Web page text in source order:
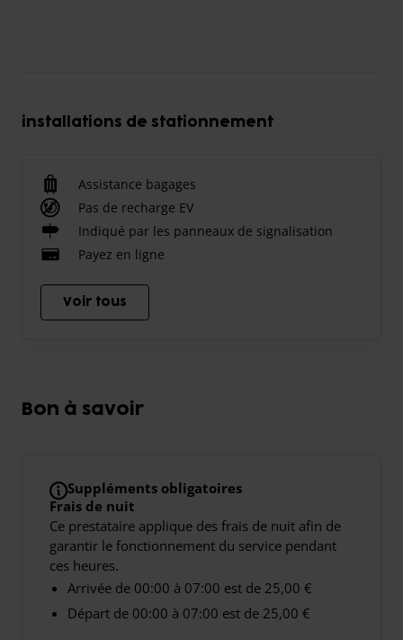
installations de stationnement
Assistance bagages
Pas de recharge EV
Indiqué par les panneaux de signalisation
Payez en ligne
Voir tous
Bon à savoir
Suppléments obligatoires
Frais de nuit
Ce prestataire applique des frais de nuit afin de
garantir le fonctionnement du service pendant
ces heures.
Arrivée de 00:00 à 07:00 est de 25,00 €
Départ de 00:00 à 07:00 est de 25,00 €